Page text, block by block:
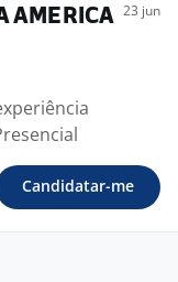
AMERICA 23 jun
Candidatar-me